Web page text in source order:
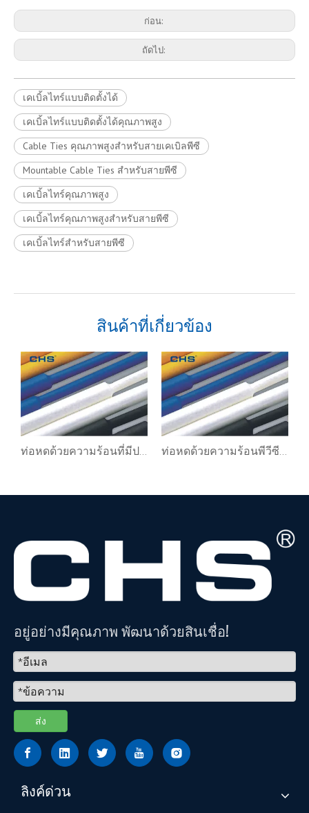
ก่อน:
ถัดไป:
เคเบิ้ลไทร์แบบติดตั้งได้
เคเบิ้ลไทร์แบบติดตั้งได้คุณภาพสูง
Cable Ties คุณภาพสูงสำหรับสายเคเบิลพีซี
Mountable Cable Ties สำหรับสายพีซี
เคเบิ้ลไทร์คุณภาพสูง
เคเบิ้ลไทร์คุณภาพสูงสำหรับสายพีซี
เคเบิ้ลไทร์สำหรับสายพีซี
สินค้าที่เกี่ยวข้อง
ท่อหดด้วยความร้อนพีวีซีแบบใสสำหรับสายไฟ ตัวยึดเคเบิ้ลไทร์แบบกำหนดเอง PA สายออปติคอล CTH-2C
อยู่อย่างมีคุณภาพ พัฒนาด้วยสินเชื่อ!
ส่ง
ลิงค์ด่วน